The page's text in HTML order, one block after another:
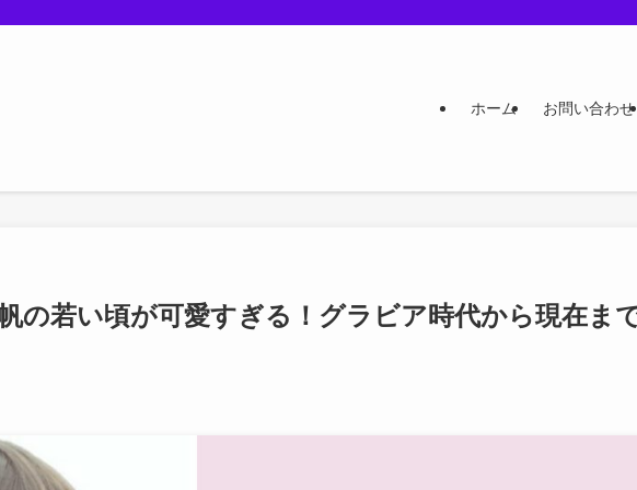
ホーム お問い合わせ
帆の若い頃が可愛すぎる！グラビア時代から現在ま